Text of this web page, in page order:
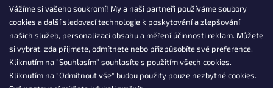
Vážíme si vašeho soukromí! My a naši partneři používáme soubory
cookies a další sledovací technologie k poskytování a zlepšování
našich služeb, personalizaci obsahu a měření účinnosti reklam. Můžete
si vybrat, zda přijmete, odmítnete nebo přizpůsobíte své preference.
Kliknutím na "Souhlasím" souhlasíte s použitím všech cookies.
Kliknutím na "Odmítnout vše" budou použity pouze nezbytné cookies.